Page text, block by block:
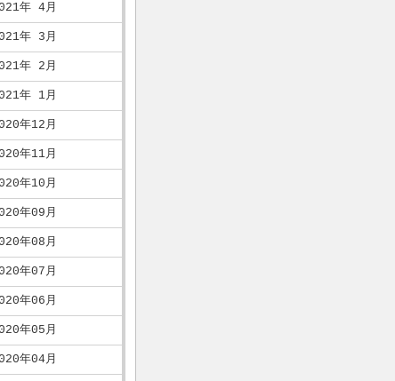
年 4月
年 3月
年 2月
年 1月
年12月
年11月
年10月
年09月
年08月
年07月
年06月
年05月
年04月